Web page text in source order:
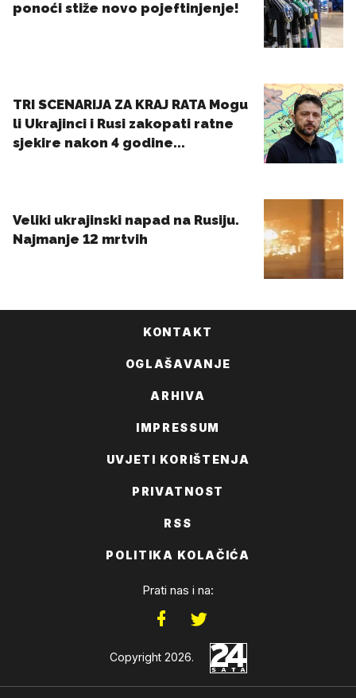
KONTAKT
OGLAŠAVANJE
ARHIVA
IMPRESSUM
UVJETI KORIŠTENJA
PRIVATNOST
RSS
POLITIKA KOLAČIĆA
Prati nas i na:
Copyright 2026.